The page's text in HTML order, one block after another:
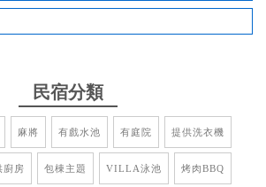
民宿分類
麻將 有戲水池 有庭院 提供洗衣機
廚房 包棟主題 VILLA泳池 烤肉BBQ